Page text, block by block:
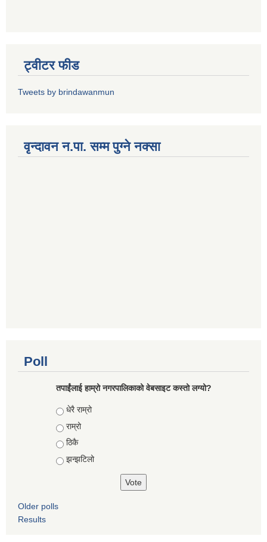
ट्वीटर फीड
Tweets by brindawanmun
वृन्दावन न.पा. सम्म पुग्ने नक्सा
Poll
तपाईंलाई हाम्रो नगरपालिकाको वेबसाइट कस्तो लग्यो?
Choices
धेरै राम्रो
राम्रो
ठिकै
झन्झटिलो
Older polls
Results